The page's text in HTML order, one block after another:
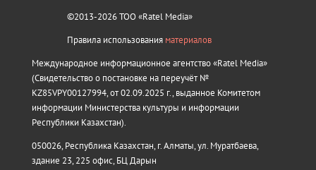
©2013-2026 ТОО «Ratel Media»
Правила использования материалов
Международное информационное агентство «Ratel Media»
(Свидетельство о постановке на переучёт №
KZ85VPY00127994, от 02.09.2025 г., выданное Комитетом
информации Министерства культуры и информации
Республики Казахстан).
050026, Республика Казахстан, г. Алматы, ул. Муратбаева,
здание 23, 225 офис, БЦ Дарын